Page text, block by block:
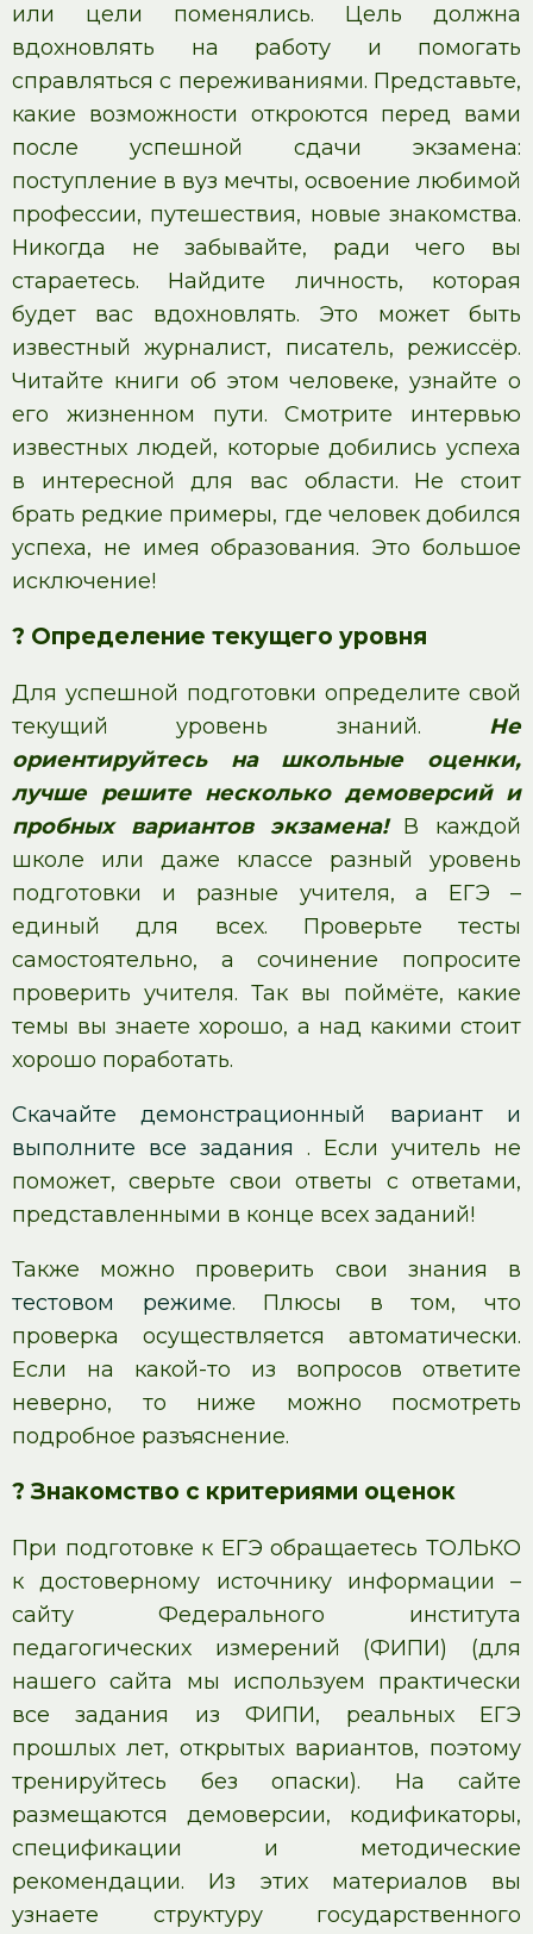
или цели поменялись. Цель должна
вдохновлять на работу и помогать
справляться с переживаниями. Представьте,
какие возможности откроются перед вами
после успешной сдачи экзамена:
поступление в вуз мечты, освоение любимой
профессии, путешествия, новые знакомства.
Никогда не забывайте, ради чего вы
стараетесь. Найдите личность, которая
будет вас вдохновлять. Это может быть
известный журналист, писатель, режиссёр.
Читайте книги об этом человеке, узнайте о
его жизненном пути. Смотрите интервью
известных людей, которые добились успеха
в интересной для вас области. Не стоит
брать редкие примеры, где человек добился
успеха, не имея образования. Это большое
исключение!
? Определение текущего уровня
Для успешной подготовки определите свой
текущий уровень знаний. Не
ориентируйтесь на школьные оценки,
лучше решите несколько демоверсий и
пробных вариантов экзамена! В каждой
школе или даже классе разный уровень
подготовки и разные учителя, а ЕГЭ –
единый для всех. Проверьте тесты
самостоятельно, а сочинение попросите
проверить учителя. Так вы поймёте, какие
темы вы знаете хорошо, а над какими стоит
хорошо поработать.
Скачайте демонстрационный вариант и
выполните все задания . Если учитель не
поможет, сверьте свои ответы с ответами,
представленными в конце всех заданий!
Также можно проверить свои знания в
тестовом режиме. Плюсы в том, что
проверка осуществляется автоматически.
Если на какой-то из вопросов ответите
неверно, то ниже можно посмотреть
подробное разъяснение.
? Знакомство с критериями оценок
При подготовке к ЕГЭ обращаетесь ТОЛЬКО
к достоверному источнику информации –
сайту Федерального института
педагогических измерений (ФИПИ) (для
нашего сайта мы используем практически
все задания из ФИПИ, реальных ЕГЭ
прошлых лет, открытых вариантов, поэтому
тренируйтесь без опаски). На сайте
размещаются демоверсии, кодификаторы,
спецификации и методические
рекомендации. Из этих материалов вы
узнаете структуру государственного